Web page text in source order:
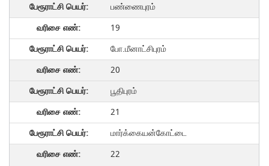
பண்ணைபுரம்
19
போ.மீனாட்சிபுரம்
20
பூதிபுரம்
21
மார்க்கையன்கோட்டை
22